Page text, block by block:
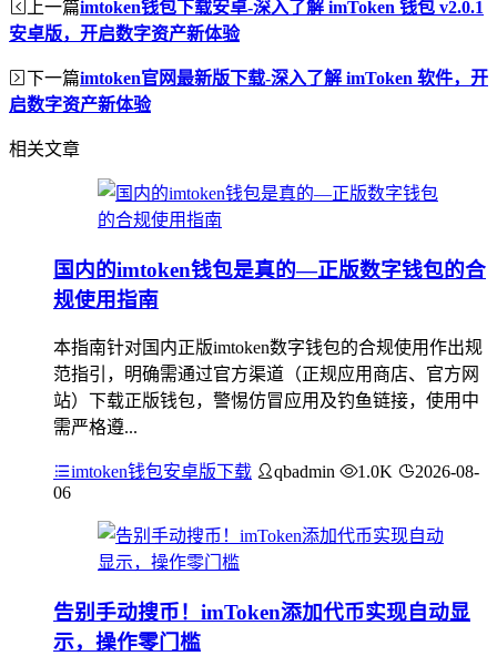
上一篇imtoken钱包下载安卓-深入了解 imToken 钱包 v2.0.1
安卓版，开启数字资产新体验
下一篇imtoken官网最新版下载-深入了解 imToken 软件，开
启数字资产新体验
相关文章
国内的imtoken钱包是真的—正版数字钱包的合
规使用指南
本指南针对国内正版imtoken数字钱包的合规使用作出规
范指引，明确需通过官方渠道（正规应用商店、官方网
站）下载正版钱包，警惕仿冒应用及钓鱼链接，使用中
需严格遵...
imtoken钱包安卓版下载 qbadmin 1.0K
2026-08-
06
告别手动搜币！imToken添加代币实现自动显
示，操作零门槛